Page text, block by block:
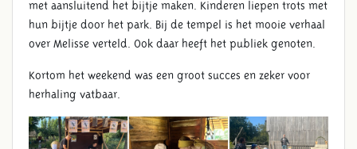
met aansluitend het bijtje maken. Kinderen liepen trots met
hun bijtje door het park. Bij de tempel is het mooie verhaal
over Melisse verteld. Ook daar heeft het publiek genoten.
Kortom het weekend was een groot succes en zeker voor
herhaling vatbaar.